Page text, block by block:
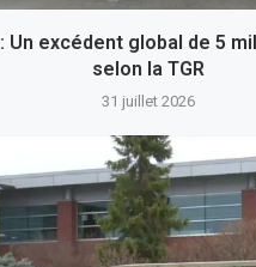
Un excédent global de 5
selon la TGR
31 juillet 2026